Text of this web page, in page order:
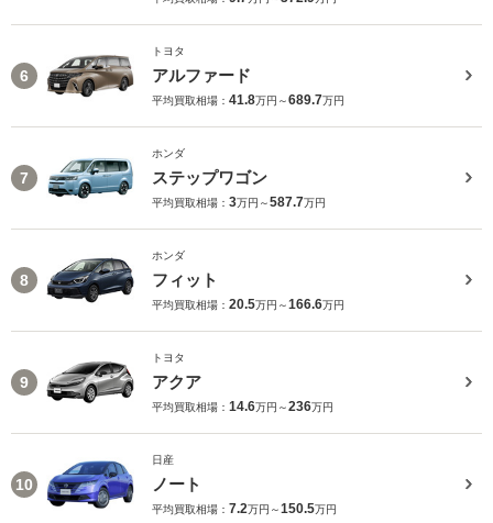
6
トヨタ
アルファード
平均買取相場： 41.8万円～689.7万円
7
ホンダ
ステップワゴン
平均買取相場： 3万円～587.7万円
8
ホンダ
フィット
平均買取相場： 20.5万円～166.6万円
9
トヨタ
アクア
平均買取相場： 14.6万円～236万円
10
日産
ノート
平均買取相場： 7.2万円～150.5万円